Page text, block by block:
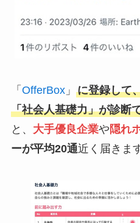
「 OfferBox」 に登録して
「社会人基礎力」が診断
と、 大手優良企業や隠れ
ーが平均20通近く届きま